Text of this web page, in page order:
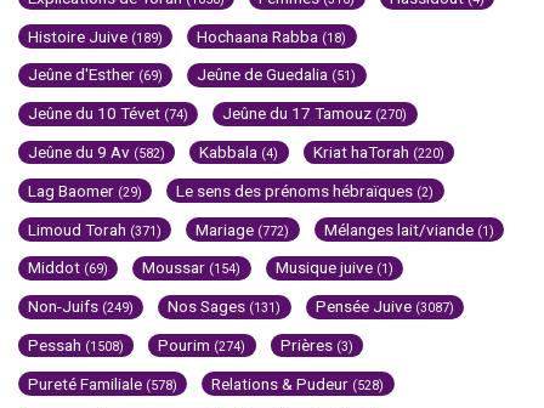
Histoire Juive (189) Hochaana Rabba (18)
Jeûne d'Esther (69) Jeûne de Guedalia (51)
Jeûne du 10 Tévet (74) Jeûne du 17 Tamouz (270)
Jeûne du 9 Av (582) Kabbala (4) Kriat haTorah (220)
Lag Baomer (29) Le sens des prénoms hébraïques (2)
Limoud Torah (371) Mariage (772) Mélanges lait/viande (1)
Middot (69) Moussar (154) Musique juive (1)
Non-Juifs (249) Nos Sages (131) Pensée Juive (3087)
Pessah (1508) Pourim (274) Prières (3)
Pureté Familiale (578) Relations & Pudeur (528)